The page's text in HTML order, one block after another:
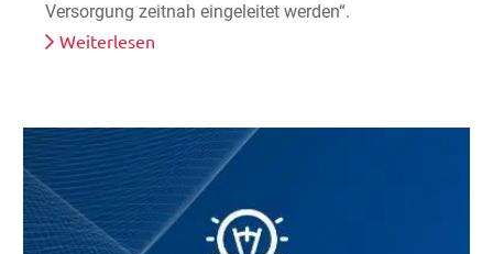
Versorgung zeitnah eingeleitet werden“.
Weiterlesen